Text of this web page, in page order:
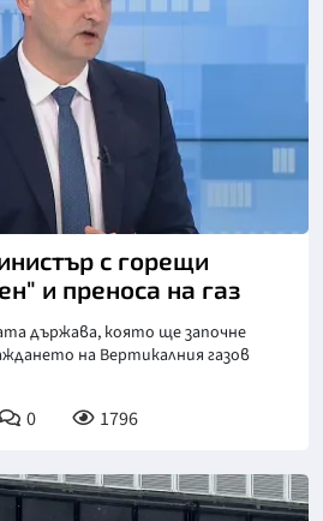
с горещи
и преноса на газ
държава, която ще започне
на Вертикалния газов
0 1796